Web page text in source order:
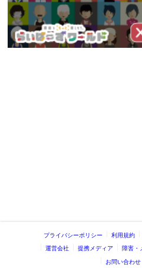
プライバシーポリシー 利用規約
運営会社 提携メディア 障害・
お問い合わせ